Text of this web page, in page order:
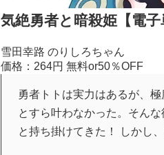
気絶勇者と暗殺姫【電
雪田幸路 のりしろちゃん
価格：264円 無料or50％OFF
勇者トトは実力はあるが、
とすら叶わなかった。そん
と持ち掛けてきた！ しかし